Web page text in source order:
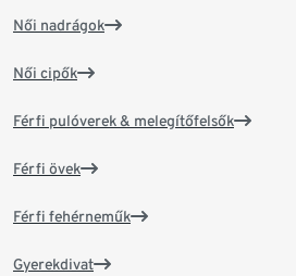
Női nadrágok
Női cipők
Férfi pulóverek & melegítőfelsők
Férfi övek
Férfi fehérneműk
Gyerekdivat